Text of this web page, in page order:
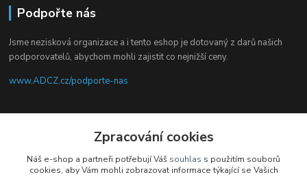
Podpořte nás
Jsme nezisková organizace a i tento eshop je dotovaný z darů našich
podporovatelů, abychom mohli zajistit co nejnižší ceny.
www.ADCZ.cz/podporte-nas
Sledujte nás na facebooku
Zpracování cookies
Náš e-shop a partneři potřebují Váš souhlas s použitím souborů
cookies, aby Vám mohli zobrazovat informace týkající se Vašich